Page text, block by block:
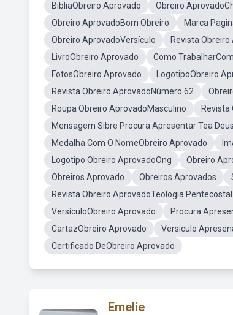
BibliaObreiro Aprovado
Obreiro
Obreiro AprovadoBom Obreiro
Marca
Obreiro AprovadoVersículo
Revista
LivroObreiro Aprovado
Como
FotosObreiro Aprovado
LogotipoObreiro
Revista Obreiro AprovadoNúmero 62
Roupa Obreiro AprovadoMasculino
Revista
Mensagem Sibre Procura Apresentar Tea
Medalha Com O NomeObreiro Aprovado
Logotipo Obreiro AprovadoOng
Obreiro
Obreiros Aprovado
Obreiros Aprovados
Revista Obreiro AprovadoTeologia Pentecostal
VersículoObreiro Aprovado
Procura
CartazObreiro Aprovado
Versiculo
Certificado DeObreiro Aprovado
Emelie